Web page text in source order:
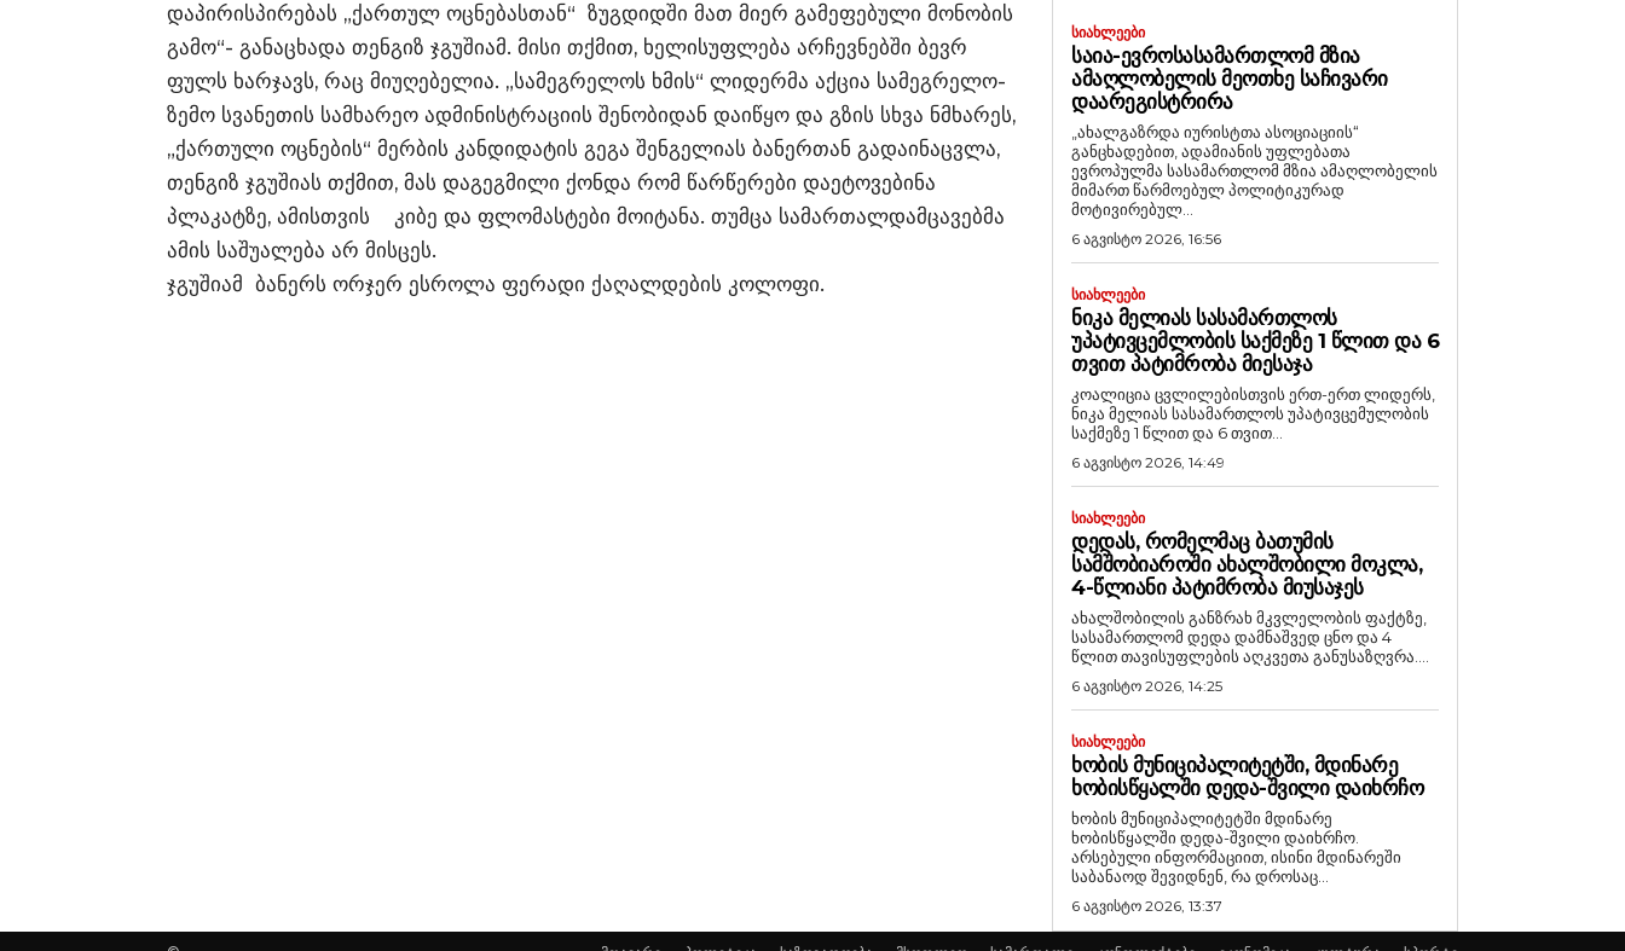
დაპირისპირებას „ქართულ ოცნებასთან“ ზუგდიდში მათ მიერ გამეფებული მონობის
გამო“- განაცხადა თენგიზ ჯგუშიამ. მისი თქმით, ხელისუფლება არჩევნებში ბევრ
ფულს ხარჯავს, რაც მიუღებელია. „სამეგრელოს ხმის“ ლიდერმა აქცია სამეგრელო-
ზემო სვანეთის სამხარეო ადმინისტრაციის შენობიდან დაიწყო და გზის სხვა ნმხარეს,
„ქართული ოცნების“ მერბის კანდიდატის გეგა შენგელიას ბანერთან გადაინაცვლა,
თენგიზ ჯგუშიას თქმით, მას დაგეგმილი ქონდა რომ წარწერები დაეტოვებინა
პლაკატზე, ამისთვის კიბე და ფლომასტები მოიტანა. თუმცა სამართალდამცავებმა
ამის საშუალება არ მისცეს.
ჯგუშიამ ბანერს ორჯერ ესროლა ფერადი ქაღალდების კოლოფი.
ᲡᲘᲐᲮᲚᲔᲔᲑᲘ
ᲡᲐᲘᲐ-ᲔᲕᲠᲝᲡᲐᲡᲐᲛᲐᲠᲗᲚᲝᲛ ᲛᲖᲘᲐ
ᲐᲛᲐᲦᲚᲝᲑᲔᲚᲘᲡ ᲛᲔᲝᲗᲮᲔ ᲡᲐᲩᲘᲕᲐᲠᲘ
ᲓᲐᲐᲠᲔᲒᲘᲡᲢᲠᲘᲠᲐ
„ახალგაზრდა იურისტთა ასოციაციის“
განცხადებით, ადამიანის უფლებათა
ევროპულმა სასამართლომ მზია ამაღლობელის
მიმართ წარმოებულ პოლიტიკურად
მოტივირებულ...
6 აგვისტო 2026, 16:56
ᲡᲘᲐᲮᲚᲔᲔᲑᲘ
ᲜᲘᲙᲐ ᲛᲔᲚᲘᲐᲡ ᲡᲐᲡᲐᲛᲐᲠᲗᲚᲝᲡ
ᲣᲞᲐᲢᲘᲕᲪᲔᲛᲚᲝᲑᲘᲡ ᲡᲐᲥᲛᲔᲖᲔ 1 ᲬᲚᲘᲗ ᲓᲐ 6
ᲗᲕᲘᲗ ᲞᲐᲢᲘᲛᲠᲝᲑᲐ ᲛᲘᲔᲡᲐᲯᲐ
კოალიცია ცვლილებისთვის ერთ-ერთ ლიდერს,
ნიკა მელიას სასამართლოს უპატივცემულობის
საქმეზე 1 წლით და 6 თვით...
6 აგვისტო 2026, 14:49
ᲡᲘᲐᲮᲚᲔᲔᲑᲘ
ᲓᲔᲓᲐᲡ, ᲠᲝᲛᲔᲚᲛᲐᲪ ᲑᲐᲗᲣᲛᲘᲡ
ᲡᲐᲛᲨᲝᲑᲘᲐᲠᲝᲨᲘ ᲐᲮᲐᲚᲨᲝᲑᲘᲚᲘ ᲛᲝᲙᲚᲐ,
4-ᲬᲚᲘᲐᲜᲘ ᲞᲐᲢᲘᲛᲠᲝᲑᲐ ᲛᲘᲣᲡᲐᲯᲔᲡ
ახალშობილის განზრახ მკვლელობის ფაქტზე,
სასამართლომ დედა დამნაშვედ ცნო და 4
წლით თავისუფლების აღკვეთა განუსაზღვრა....
6 აგვისტო 2026, 14:25
ᲡᲘᲐᲮᲚᲔᲔᲑᲘ
ᲮᲝᲑᲘᲡ ᲛᲣᲜᲘᲪᲘᲞᲐᲚᲘᲢᲔᲢᲨᲘ, ᲛᲓᲘᲜᲐᲠᲔ
ᲮᲝᲑᲘᲡᲬᲧᲐᲚᲨᲘ ᲓᲔᲓᲐ-ᲨᲕᲘᲚᲘ ᲓᲐᲘᲮᲠᲩᲝ
ხობის მუნიციპალიტეტში მდინარე
ხობისწყალში დედა-შვილი დაიხრჩო.
არსებული ინფორმაციით, ისინი მდინარეში
საბანაოდ შევიდნენ, რა დროსაც...
6 აგვისტო 2026, 13:37